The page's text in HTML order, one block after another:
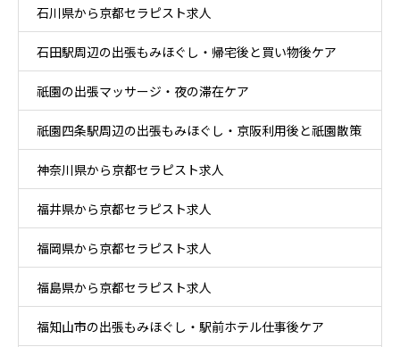
石川県から京都セラピスト求人
石田駅周辺の出張もみほぐし・帰宅後と買い物後ケア
祇園の出張マッサージ・夜の滞在ケア
祇園四条駅周辺の出張もみほぐし・京阪利用後と祇園散策
ケア
神奈川県から京都セラピスト求人
福井県から京都セラピスト求人
福岡県から京都セラピスト求人
福島県から京都セラピスト求人
福知山市の出張もみほぐし・駅前ホテル仕事後ケア